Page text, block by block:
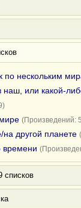
по нескольким
наш, или какой-
(Произведений:
другой планете
времени
списков